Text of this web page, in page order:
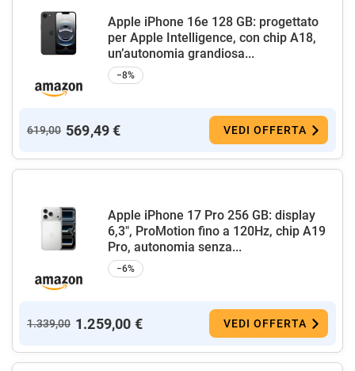
Apple iPhone 16e 128 GB: progettato
per Apple Intelligence, con chip A18,
un’autonomia grandiosa...
−8%
619,00 569,49 € VEDI OFFERTA
Apple iPhone 17 Pro 256 GB: display
6,3", ProMotion fino a 120Hz, chip A19
Pro, autonomia senza...
−6%
1.339,00 1.259,00 € VEDI OFFERTA